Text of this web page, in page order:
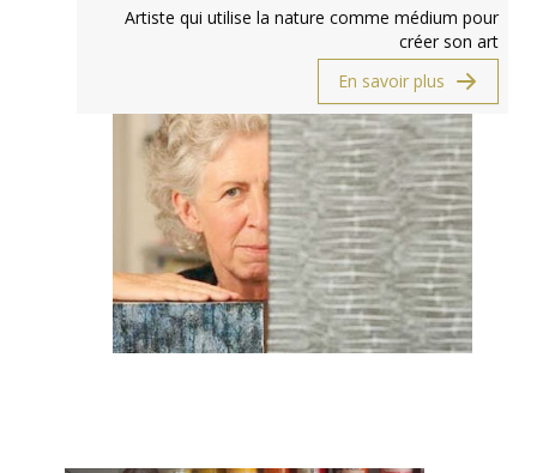
Artiste qui utilise la nature comme médium pour
créer son art
En savoir plus